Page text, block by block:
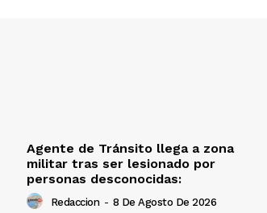
Agente de Tránsito llega a zona
militar tras ser lesionado por
personas desconocidas:
Redaccion - 8 De Agosto De 2026